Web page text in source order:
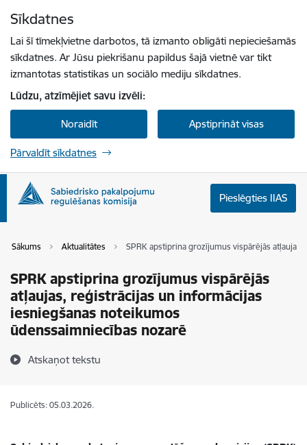
Sīkdatnes
Lai šī tīmekļvietne darbotos, tā izmanto obligāti nepieciešamās
sīkdatnes. Ar Jūsu piekrišanu papildus šajā vietnē var tikt
izmantotas statistikas un sociālo mediju sīkdatnes.
Lūdzu, atzīmējiet savu izvēli:
Noraidīt Apstiprināt visas
Pārvaldīt sīkdatnes
Pieslēgties IIAS
Sākums Aktualitātes SPRK apstiprina grozījumus vispārējās
SPRK apstiprina grozījumus vispārējās
atļaujas, reģistrācijas un informācijas
iesniegšanas noteikumos
ūdenssaimniecības nozarē
Atskaņot tekstu
Publicēts: 05.03.2026.